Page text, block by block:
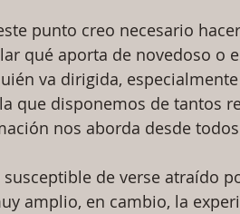
punto creo necesario
qué aporta de novedoso o
va dirigida,
que disponemos de tantos
nos aborda desde
de verse atraído
amplio, en cambio, la